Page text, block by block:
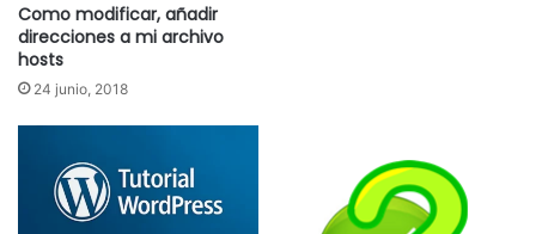
Como modificar, añadir
direcciones a mi archivo
hosts
24 junio, 2018